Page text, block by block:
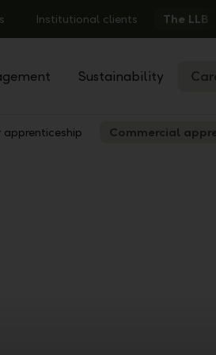
Institutional clients The LLB
Sustainability
Commercial